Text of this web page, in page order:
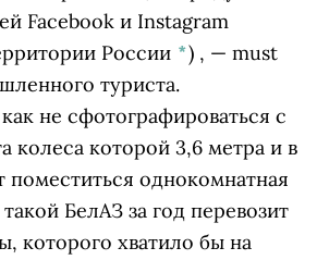
Facebook и Instagram
России *) , — must
туриста.
не сфотографироваться с
колеса которой 3,6 метра и в
поместиться однокомнатная
БелАЗ за год перевозит
которого хватило бы на